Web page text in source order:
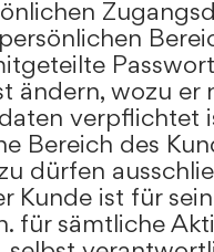
ändern, wozu er
verpflichtet
Bereich des
dürfen
Kunde ist für
für sämtliche